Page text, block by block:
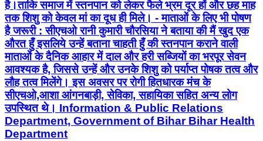
है।ताकि समाज में स्तनपान को लेकर फैले भ्रम दूर हों और छह माह
तक शिशु को केवल मां का दूध ही मिले। - माताओं के लिए भी पोषण
है जरूरी : सीएचओ रानी कुमारी चौरसिया ने बताया की मैं खुद एक
औरत हुँ इसलिये उन्हें बताना चाहती हुँ की स्तनपान कराने वाली
माताओं के दैनिक आहार में दाल और हरी सब्जियों का भरपूर सेवन
आवश्यक है, जिससे उन्हें और उनके शिशु को पर्याप्त पोषक तत्व और
लौह तत्व मिलेंगे। इस अवसर पर रोगी हितधारक मंच के
सीएचओ,आशा आंगनबाड़ी, सेविका, सहायिका सहित अन्य लोग
उपस्थित थे। Information & Public Relations
Department, Government of Bihar Bihar Health
Department